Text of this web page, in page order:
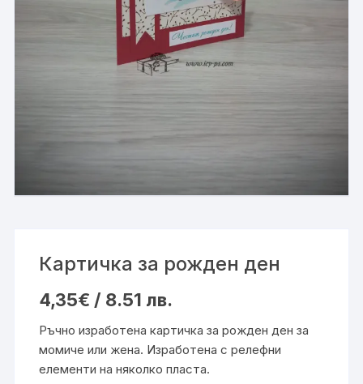
Картичка за рожден ден
4,35€ / 8.51 лв.
Ръчно изработена картичка за рожден ден за
момиче или жена. Изработена с релефни
елементи на няколко пласта.